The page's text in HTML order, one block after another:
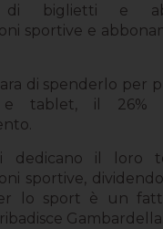
di biglietti e
sportive e
di spenderlo per
tablet, il 26%
dedicano il loro
sportive,
lo sport è un
Gambardella.